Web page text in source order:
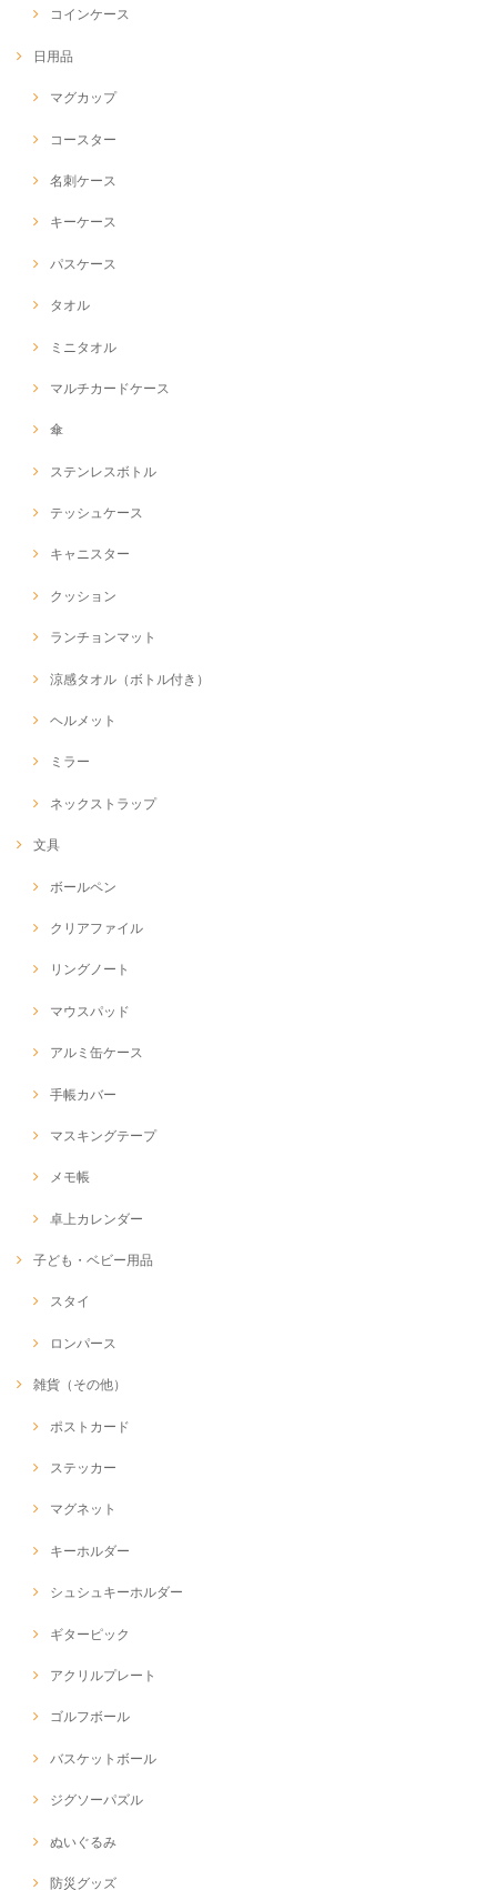
コインケース
日用品
マグカップ
コースター
名刺ケース
キーケース
パスケース
タオル
ミニタオル
マルチカードケース
傘
ステンレスボトル
テッシュケース
キャニスター
クッション
ランチョンマット
涼感タオル（ボトル付き）
ヘルメット
ミラー
ネックストラップ
文具
ボールペン
クリアファイル
リングノート
マウスパッド
アルミ缶ケース
手帳カバー
マスキングテープ
メモ帳
卓上カレンダー
子ども・ベビー用品
スタイ
ロンパース
雑貨（その他）
ポストカード
ステッカー
マグネット
キーホルダー
シュシュキーホルダー
ギターピック
アクリルプレート
ゴルフボール
バスケットボール
ジグソーパズル
ぬいぐるみ
防災グッズ